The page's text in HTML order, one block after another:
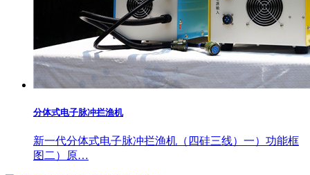
分体式电子脉冲拦渔机
新一代分体式电子脉冲拦渔机（四硅三线）一）功能框
图二）原…